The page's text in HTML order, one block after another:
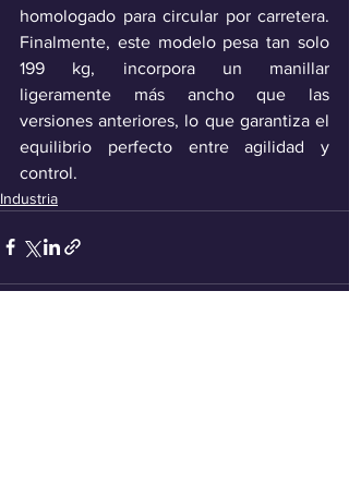
homologado para circular por carretera.
Finalmente, este modelo pesa tan solo
199 kg, incorpora un manillar
ligeramente más ancho que las
versiones anteriores, lo que garantiza el
equilibrio perfecto entre agilidad y
control.
Industria